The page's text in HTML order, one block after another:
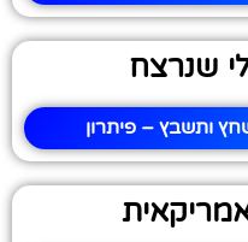
שנרצח
ותשבץ – פיתרון